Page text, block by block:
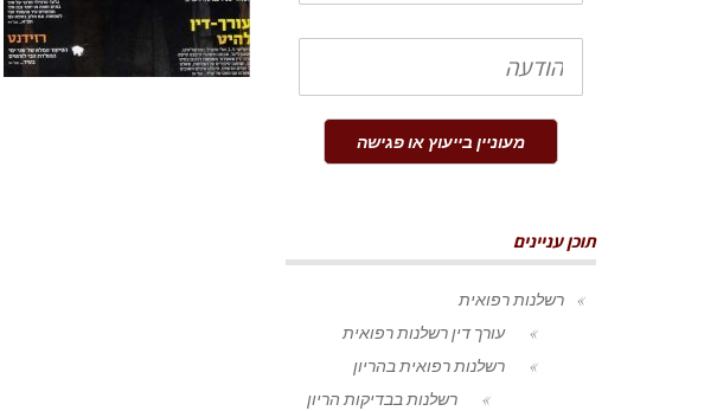
הודעה
מעוניין בייעוץ או פגישה
תוכן עניינים
רשלנות רפואית
עורך דין רשלנות רפואית
רשלנות רפואית בהריון
רשלנות בבדיקות הריון